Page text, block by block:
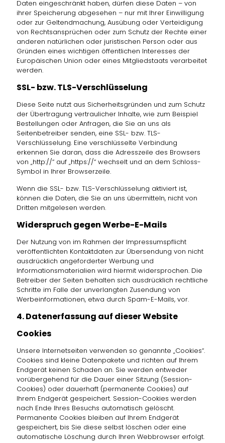
Daten eingeschränkt haben, dürfen diese Daten – von
ihrer Speicherung abgesehen – nur mit Ihrer Einwilligung
oder zur Geltendmachung, Ausübung oder Verteidigung
von Rechtsansprüchen oder zum Schutz der Rechte einer
anderen natürlichen oder juristischen Person oder aus
Gründen eines wichtigen öffentlichen Interesses der
Europäischen Union oder eines Mitgliedstaats verarbeitet
werden.
SSL- bzw. TLS-Verschlüsselung
Diese Seite nutzt aus Sicherheitsgründen und zum Schutz
der Übertragung vertraulicher Inhalte, wie zum Beispiel
Bestellungen oder Anfragen, die Sie an uns als
Seitenbetreiber senden, eine SSL- bzw. TLS-
Verschlüsselung. Eine verschlüsselte Verbindung
erkennen Sie daran, dass die Adresszeile des Browsers
von „http://“ auf „https://“ wechselt und an dem Schloss-
Symbol in Ihrer Browserzeile.
Wenn die SSL- bzw. TLS-Verschlüsselung aktiviert ist,
können die Daten, die Sie an uns übermitteln, nicht von
Dritten mitgelesen werden.
Widerspruch gegen Werbe-E-Mails
Der Nutzung von im Rahmen der Impressumspflicht
veröffentlichten Kontaktdaten zur Übersendung von nicht
ausdrücklich angeforderter Werbung und
Informationsmaterialien wird hiermit widersprochen. Die
Betreiber der Seiten behalten sich ausdrücklich rechtliche
Schritte im Falle der unverlangten Zusendung von
Werbeinformationen, etwa durch Spam-E-Mails, vor.
4. Datenerfassung auf dieser Website
Cookies
Unsere Internetseiten verwenden so genannte „Cookies“.
Cookies sind kleine Datenpakete und richten auf Ihrem
Endgerät keinen Schaden an. Sie werden entweder
vorübergehend für die Dauer einer Sitzung (Session-
Cookies) oder dauerhaft (permanente Cookies) auf
Ihrem Endgerät gespeichert. Session-Cookies werden
nach Ende Ihres Besuchs automatisch gelöscht.
Permanente Cookies bleiben auf Ihrem Endgerät
gespeichert, bis Sie diese selbst löschen oder eine
automatische Löschung durch Ihren Webbrowser erfolgt.